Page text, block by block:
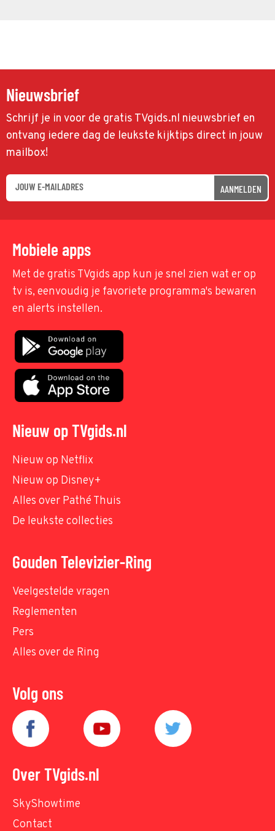
Nieuwsbrief
Schrijf je in voor de gratis TVgids.nl nieuwsbrief en
ontvang iedere dag de leukste kijktips direct in jouw
mailbox!
AANMELDEN
Mobiele apps
Met de gratis TVgids app kun je snel zien wat er op
tv is, eenvoudig je favoriete programma's bewaren
en alerts instellen.
Nieuw op TVgids.nl
Nieuw op Netflix
Nieuw op Disney+
Alles over Pathé Thuis
De leukste collecties
Gouden Televizier-Ring
Veelgestelde vragen
Reglementen
Pers
Alles over de Ring
Volg ons
Over TVgids.nl
SkyShowtime
Contact